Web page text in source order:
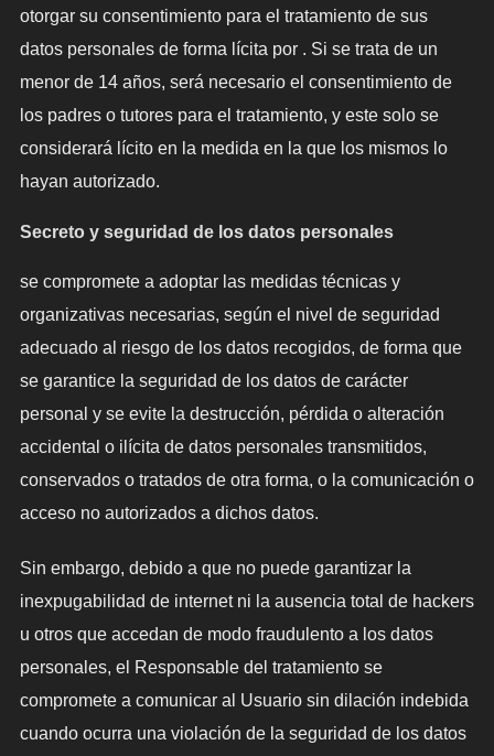
otorgar su consentimiento para el tratamiento de sus
datos personales de forma lícita por . Si se trata de un
menor de 14 años, será necesario el consentimiento de
los padres o tutores para el tratamiento, y este solo se
considerará lícito en la medida en la que los mismos lo
hayan autorizado.
Secreto y seguridad de los datos personales
se compromete a adoptar las medidas técnicas y
organizativas necesarias, según el nivel de seguridad
adecuado al riesgo de los datos recogidos, de forma que
se garantice la seguridad de los datos de carácter
personal y se evite la destrucción, pérdida o alteración
accidental o ilícita de datos personales transmitidos,
conservados o tratados de otra forma, o la comunicación o
acceso no autorizados a dichos datos.
Sin embargo, debido a que no puede garantizar la
inexpugabilidad de internet ni la ausencia total de hackers
u otros que accedan de modo fraudulento a los datos
personales, el Responsable del tratamiento se
compromete a comunicar al Usuario sin dilación indebida
cuando ocurra una violación de la seguridad de los datos